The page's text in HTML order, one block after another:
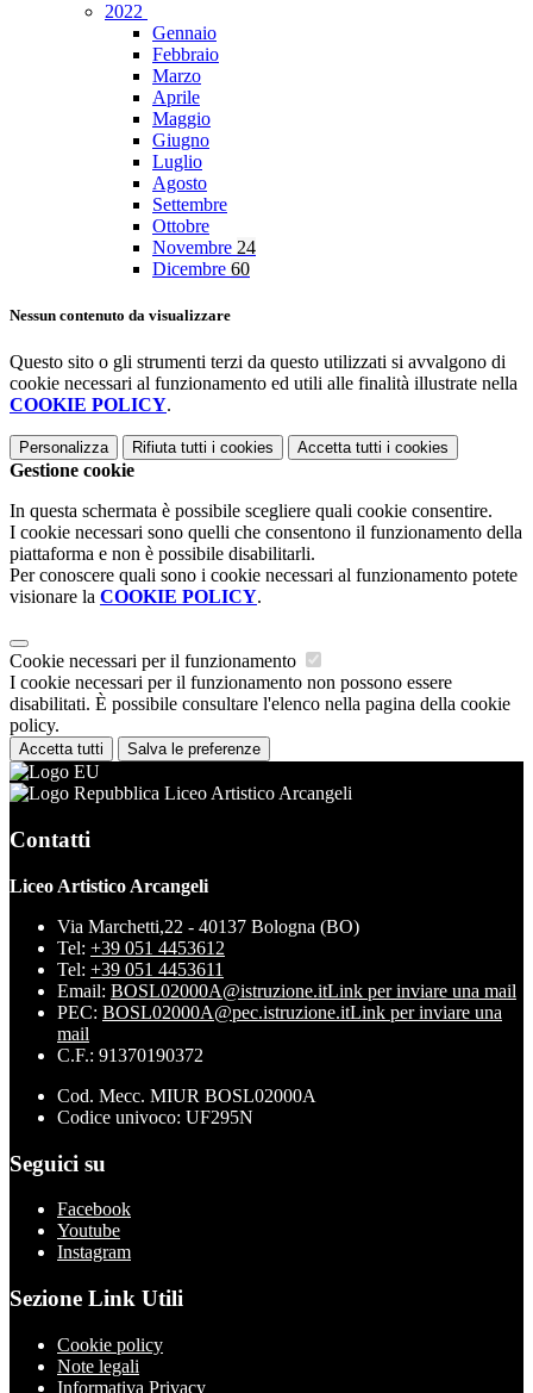
2022
Gennaio
Febbraio
Marzo
Aprile
Maggio
Giugno
Luglio
Agosto
Settembre
Ottobre
Novembre 24
Dicembre 60
Nessun contenuto da visualizzare
Questo sito o gli strumenti terzi da questo utilizzati si avvalgono di
cookie necessari al funzionamento ed utili alle finalità illustrate nella
COOKIE POLICY.
Personalizza Rifiuta tutti i cookies Accetta tutti i cookies
Gestione cookie
In questa schermata è possibile scegliere quali cookie consentire.
I cookie necessari sono quelli che consentono il funzionamento della
piattaforma e non è possibile disabilitarli.
Per conoscere quali sono i cookie necessari al funzionamento potete
visionare la COOKIE POLICY.
Cookie necessari per il funzionamento
I cookie necessari per il funzionamento non possono essere
disabilitati. È possibile consultare l'elenco nella pagina della cookie
policy.
Accetta tutti Salva le preferenze
Liceo Artistico Arcangeli
Contatti
Liceo Artistico Arcangeli
Via Marchetti,22 - 40137 Bologna (BO)
Tel: +39 051 4453612
Tel: +39 051 4453611
Email: BOSL02000A@istruzione.itLink per inviare una mail
PEC: BOSL02000A@pec.istruzione.itLink per inviare una
mail
C.F.: 91370190372
Cod. Mecc. MIUR BOSL02000A
Codice univoco: UF295N
Seguici su
Facebook
Youtube
Instagram
Sezione Link Utili
Cookie policy
Note legali
Informativa Privacy